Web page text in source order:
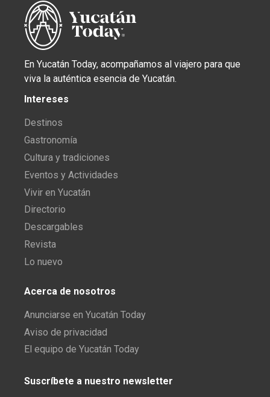
En Yucatán Today, acompañamos al viajero para que
viva la auténtica esencia de Yucatán.
Intereses
Destinos
Gastronomía
Cultura y tradiciones
Eventos y Actividades
Vivir en Yucatán
Directorio
Descargables
Revista
Lo nuevo
Acerca de nosotros
Anunciarse en Yucatán Today
Aviso de privacidad
El equipo de Yucatán Today
Suscríbete a nuestro newsletter